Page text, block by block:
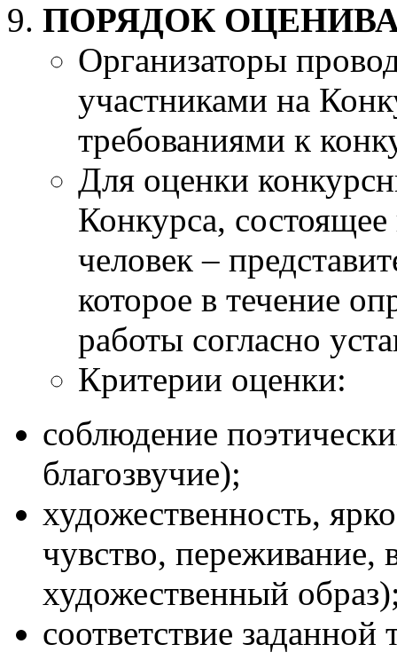
ПОРЯДОК
Организаторы
участниками на
требованиями к
Для оценки
Конкурса,
человек –
которое в течение
работы согласно
Критерии оценки:
соблюдение
благозвучие);
художественность,
чувство, переживание,
художественный
соответствие заданной